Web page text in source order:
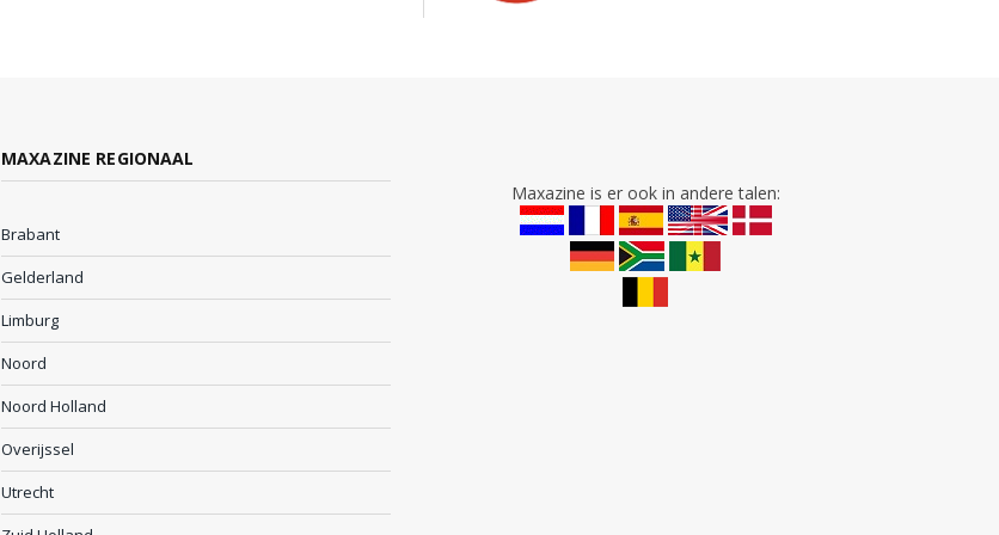
MAXAZINE REGIONAAL
Brabant
Gelderland
Limburg
Noord
Noord Holland
Overijssel
Utrecht
Maxazine is er ook in andere talen: